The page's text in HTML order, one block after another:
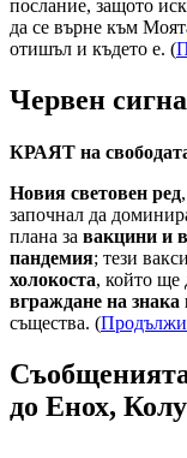
послание, защото
да се върне към
отишъл и където е. (
Червен
КРАЯТ на
Новия световен ред
започнал да
плана за вакцини и
пандемия; тези
холокоста, който ще
вграждане на знака
същества. (Продължи
до Енох,